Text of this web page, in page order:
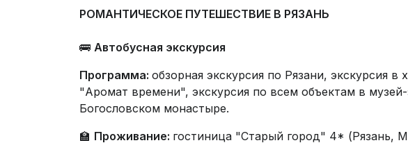
РОМАНТИЧЕСКОЕ ПУТЕШЕСТВИЕ В РЯЗАНЬ
🚌 Автобусная экскурсия
Программа: обзорная экскурсия по Рязани, экскурсия
"Аромат времени", экскурсия по всем объектам в
Богословском монастыре.
🏫 Проживание: гостиница "Старый город" 4* (Рязань,